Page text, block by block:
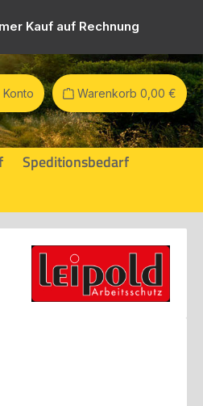
Kauf auf Rechnung
Konto Warenkorb 0,00 €
Speditionsbedarf